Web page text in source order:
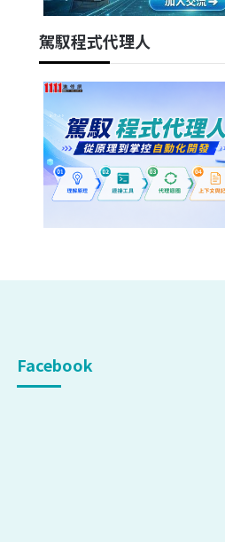
駕馭程式代理人
Facebook